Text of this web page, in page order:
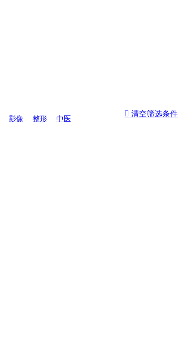
 清空筛选条件
影像 整形
中医